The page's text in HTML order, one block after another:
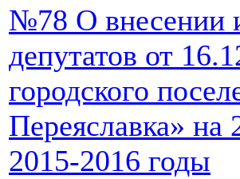
№78 О внесении
депутатов от
городского
Переяславка» на
2015-2016 годы